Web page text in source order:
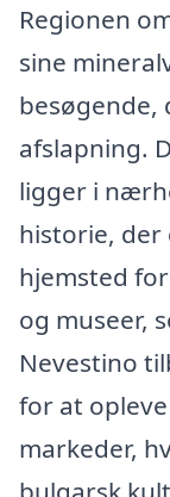
Regionen
sine
besøgende,
afslapning.
ligger i
historie, der
hjemsted
og museer,
Nevestino
for at
markeder,